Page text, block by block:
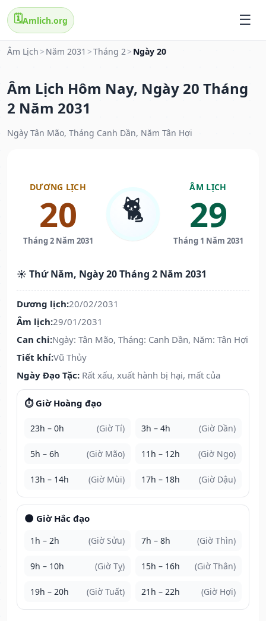
🗓️Amlich.org
Âm Lịch > Năm 2031 >Tháng 2> Ngày 20
Âm Lịch Hôm Nay, Ngày 20 Tháng
2 Năm 2031
Ngày Tân Mão, Tháng Canh Dần, Năm Tân Hợi
DƯƠNG LỊCH
20
Tháng 2 Năm 2031
🐈
ÂM LỊCH
29
Tháng 1 Năm 2031
☀️ Thứ Năm, Ngày 20 Tháng 2 Năm 2031
Dương lịch:20/02/2031
Âm lịch:29/01/2031
Can chi:Ngày: Tân Mão, Tháng: Canh Dần, Năm: Tân Hợi
Tiết khí:Vũ Thủy
Ngày Đạo Tặc: Rất xấu, xuất hành bị hại, mất của
⏱️ Giờ Hoàng đạo
23h – 0h (Giờ Tí) 3h – 4h (Giờ Dần)
5h – 6h (Giờ Mão) 11h – 12h (Giờ Ngọ)
13h – 14h (Giờ Mùi) 17h – 18h (Giờ Dậu)
🌑 Giờ Hắc đạo
1h – 2h (Giờ Sửu) 7h – 8h (Giờ Thìn)
9h – 10h (Giờ Tỵ) 15h – 16h (Giờ Thân)
19h – 20h (Giờ Tuất) 21h – 22h (Giờ Hợi)